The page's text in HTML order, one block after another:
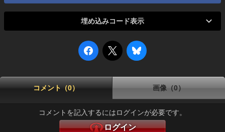
埋め込みコード表示
コメント（0） 画像（0）
コメントを記入するにはログインが必要です。
ログイン